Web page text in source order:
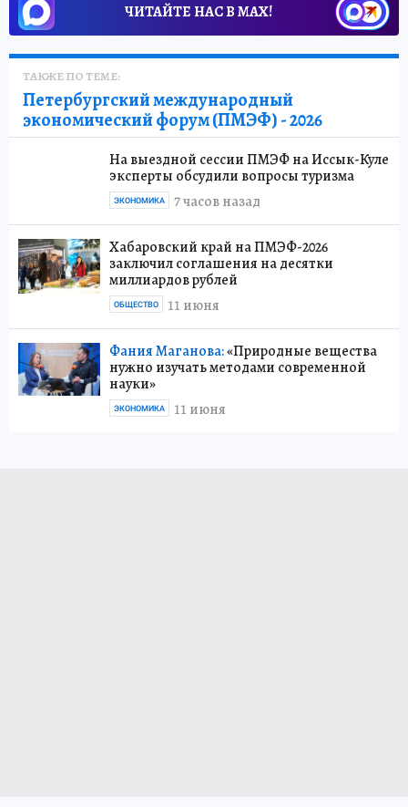
ЧИТАЙТЕ НАС В МАХ!
ТАКЖЕ ПО ТЕМЕ:
Петербургский международный
экономический форум (ПМЭФ) - 2026
На выездной сессии ПМЭФ на Иссык-Куле
эксперты обсудили вопросы туризма
7 часов назад
ЭКОНОМИКА
Хабаровский край на ПМЭФ-2026
заключил соглашения на десятки
миллиардов рублей
11 июня
ОБЩЕСТВО
Фания Маганова:«Природные вещества
нужно изучать методами современной
науки»
11 июня
ЭКОНОМИКА